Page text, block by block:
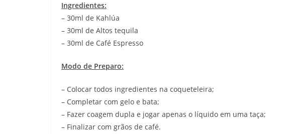
Ingredientes:
– 30ml de Kahlúa ⠀⠀⠀⠀⠀⠀⠀⠀⠀
– 30ml de Altos tequila⠀⠀⠀⠀⠀⠀⠀⠀⠀
– 30ml de Café Espresso ⠀⠀⠀
Modo de Preparo:
– Colocar todos ingredientes na coqueteleira;
– Completar com gelo e bata;⠀⠀
– Fazer coagem dupla e jogar apenas o líquido em uma taça; ⠀⠀⠀
– Finalizar com grãos de café. ⠀